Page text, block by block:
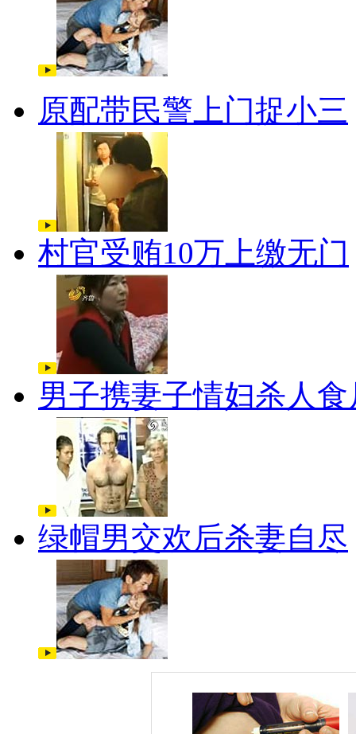
原配带民警上门捉小三
村官受贿10万上缴无门
男子携妻子情妇杀人食
绿帽男交欢后杀妻自尽